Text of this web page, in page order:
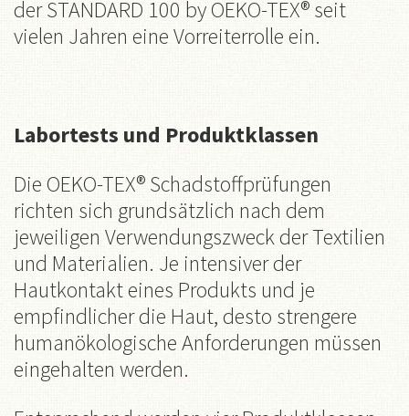
der STANDARD 100 by OEKO-TEX® seit
vielen Jahren eine Vorreiterrolle ein.
Labortests und Produktklassen
Die OEKO-TEX® Schadstoffprüfungen
richten sich grundsätzlich nach dem
jeweiligen Verwendungszweck der Textilien
und Materialien. Je intensiver der
Hautkontakt eines Produkts und je
empfindlicher die Haut, desto strengere
humanökologische Anforderungen müssen
eingehalten werden.